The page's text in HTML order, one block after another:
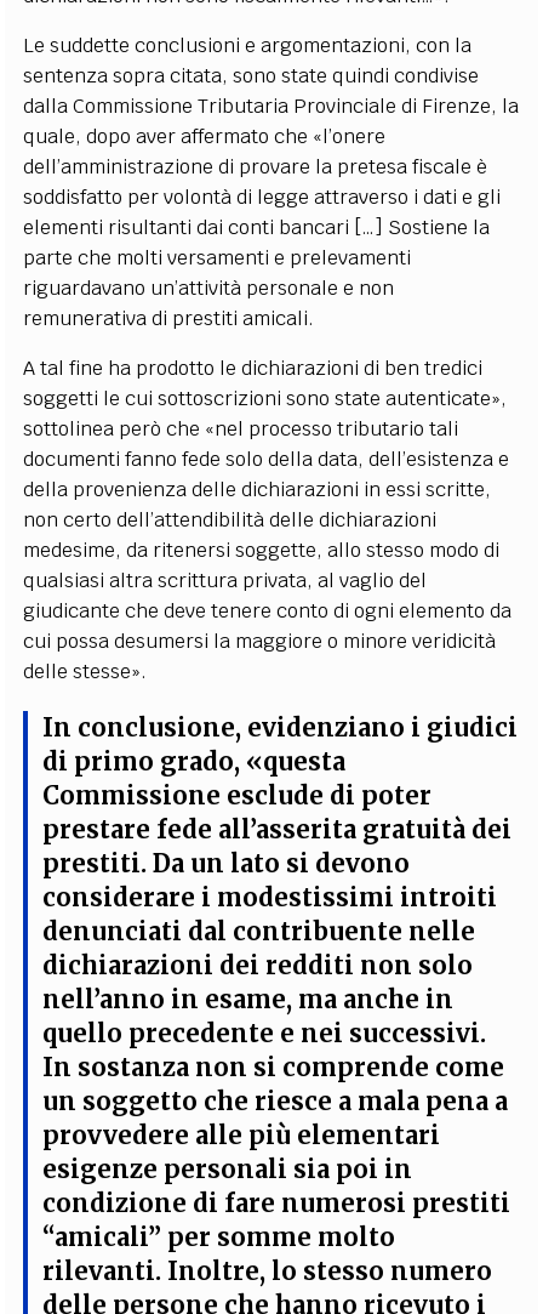
Le suddette conclusioni e argomentazioni, con la
sentenza sopra citata, sono state quindi condivise
dalla Commissione Tributaria Provinciale di Firenze, la
quale, dopo aver affermato che «l’onere
dell’amministrazione di provare la pretesa fiscale è
soddisfatto per volontà di legge attraverso i dati e gli
elementi risultanti dai conti bancari […] Sostiene la
parte che molti versamenti e prelevamenti
riguardavano un’attività personale e non
remunerativa di prestiti amicali.
A tal fine ha prodotto le dichiarazioni di ben tredici
soggetti le cui sottoscrizioni sono state autenticate»,
sottolinea però che «nel processo tributario tali
documenti fanno fede solo della data, dell’esistenza e
della provenienza delle dichiarazioni in essi scritte,
non certo dell’attendibilità delle dichiarazioni
medesime, da ritenersi soggette, allo stesso modo di
qualsiasi altra scrittura privata, al vaglio del
giudicante che deve tenere conto di ogni elemento da
cui possa desumersi la maggiore o minore veridicità
delle stesse».
In conclusione, evidenziano i giudici
di primo grado, «questa
Commissione esclude di poter
prestare fede all’asserita gratuità dei
prestiti. Da un lato si devono
considerare i modestissimi introiti
denunciati dal contribuente nelle
dichiarazioni dei redditi non solo
nell’anno in esame, ma anche in
quello precedente e nei successivi.
In sostanza non si comprende come
un soggetto che riesce a mala pena a
provvedere alle più elementari
esigenze personali sia poi in
condizione di fare numerosi prestiti
“amicali” per somme molto
rilevanti. Inoltre, lo stesso numero
delle persone che hanno ricevuto i